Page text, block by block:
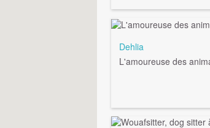
Dehlia
L'amoureuse des